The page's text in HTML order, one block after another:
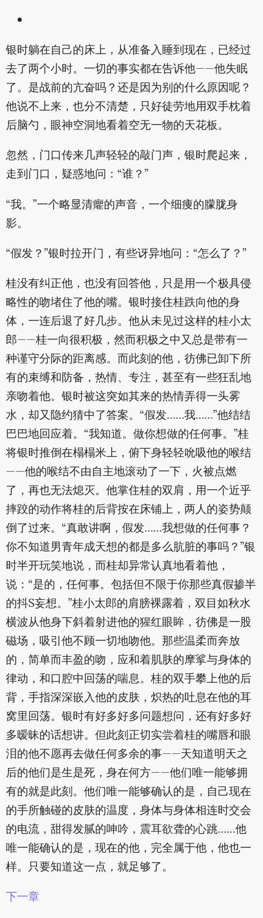
银时躺在自己的床上，从准备入睡到现在，已经过
去了两个小时。一切的事实都在告诉他——他失眠
了。是战前的亢奋吗？还是因为别的什么原因呢？
他说不上来，也分不清楚，只好徒劳地用双手枕着
后脑勺，眼神空洞地看着空无一物的天花板。
忽然，门口传来几声轻轻的敲门声，银时爬起来，
走到门口，疑惑地问：“谁？”
“我。”一个略显清癯的声音，一个细痩的朦胧身
影。
“假发？”银时拉开门，有些讶异地问：“怎么了？”
桂没有纠正他，也没有回答他，只是用一个极具侵
略性的吻堵住了他的嘴。银时接住桂跌向他的身
体，一连后退了好几步。他从未见过这样的桂小太
郎——桂一向很积极，然而积极之中又总是带有一
种谨守分际的距离感。而此刻的他，彷佛已卸下所
有的束缚和防备，热情、专注，甚至有一些狂乱地
亲吻着他。银时被这突如其来的热情弄得一头雾
水，却又隐约猜中了答案。“假发……我……”他结结
巴巴地回应着。“我知道。做你想做的任何事。”桂
将银时推倒在榻榻米上，俯下身轻轻吮吸他的喉结
——他的喉结不由自主地滚动了一下，火被点燃
了，再也无法熄灭。他掌住桂的双肩，用一个近乎
摔跤的动作将桂的后背按在床铺上，两人的姿势颠
倒了过来。“真敢讲啊，假发……我想做的任何事？
你不知道男青年成天想的都是多么肮脏的事吗？”银
时半开玩笑地说，而桂却异常认真地看着他，
说：“是的，任何事。包括但不限于你那些真假掺半
的抖S妄想。”桂小太郎的肩膀裸露着，双目如秋水
横波从他身下斜着射进他的猩红眼眸，彷佛是一股
磁场，吸引他不顾一切地吻他。那些温柔而奔放
的，简单而丰盈的吻，应和着肌肤的摩挲与身体的
律动，和口腔中回荡的喘息。桂的双手攀上他的后
背，手指深深嵌入他的皮肤，炽热的吐息在他的耳
窝里回荡。银时有好多好多问题想问，还有好多好
多暧昧的话想讲。但此刻正切实尝着桂的嘴唇和眼
泪的他不愿再去做任何多余的事——天知道明天之
后的他们是生是死，身在何方——他们唯一能够拥
有的就是此刻。他们唯一能够确认的是，自己现在
的手所触碰的皮肤的温度，身体与身体相连时交会
的电流，甜得发腻的呻吟，震耳欲聋的心跳……他
唯一能确认的是，现在的他，完全属于他，他也一
样。只要知道这一点，就足够了。
下一章